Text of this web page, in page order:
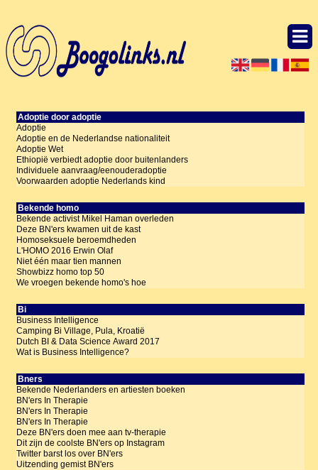
Adoptie door adoptie
Adoptie
Adoptie en de Nederlandse nationaliteit
Adoptie Wet
Ethiopië verbiedt adoptie door buitenlanders
Individuele aanvraag/eenouderadoptie
Voorwaarden adoptie Nederlands kind
Bekende homo
Bekende activist Mikel Haman overleden
Deze BN'ers kwamen uit de kast
Homoseksuele beroemdheden
L'HOMO 2016 Erwin Olaf
Niet één maar tien mannen
Showbizz homo top 50
We vroegen bekende homo's hoe
Bi
Business Intelligence
Camping Bi Village, Pula, Kroatië
Dutch BI & Data Science Award 2017
Wat is Business Intelligence?
Bners
Bekende Nederlanders en artiesten boeken
BN'ers In Therapie
BN'ers In Therapie
BN'ers In Therapie
Deze BN'ers doen mee aan tv-therapie
Dit zijn de coolste BN'ers op Instagram
Twitter barst los over BN'ers
Uitzending gemist BN'ers